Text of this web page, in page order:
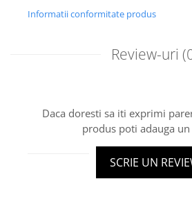
Informatii conformitate produs
Review-uri
Daca doresti sa iti exprimi
produs poti adauga
SCRIE UN